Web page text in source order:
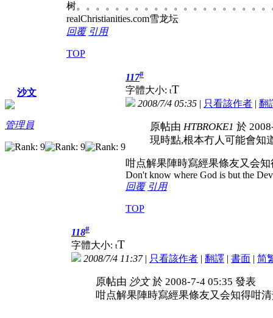
树。。。。。。。。。。。。。。。。。。。
realChristianities.com雪龙坛
回覆 引用
TOP
沙文
管理員
117#
字體大小: tT
2008/7/4 05:35 | 只看該作者 | 翻
原帖由 HTBROKE1 於
現時點,根本冇人可能會知
咁点解果陣時寫經果條友又会
Don't know where God is but the
回覆 引用
TOP
118#
字體大小: tT
2008/7/4 11:37| 只看該作者 | 翻譯 | 書面 | 简
原帖由 沙文於 2008-7-4 05:35 發表
咁点解果陣時寫經果條友又会知得咁